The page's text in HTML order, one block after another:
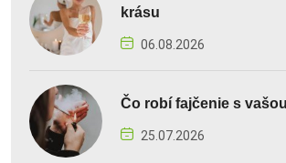
krásu
06.08.2026
Čo robí fajčenie s
25.07.2026